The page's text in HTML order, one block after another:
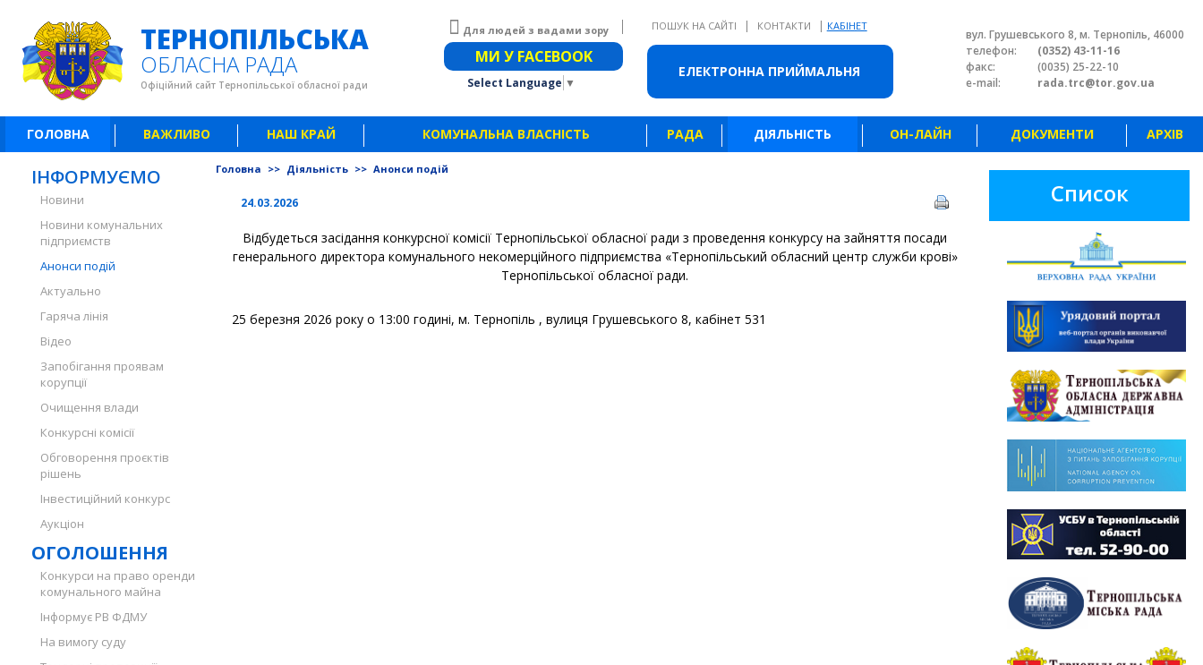
ЕЛЕКТРОННА ПРИЙМАЛЬНЯ
ТЕРНОПІЛЬСЬКА
ОБЛАСНА РАДА
Офіційний сайт Тернопільської обласної ради
Для людей з вадами зору Звичайна версія сайту
МИ У FACEBOOK
Select Language ▼
ПОШУК НА САЙТІ | КОНТАКТИ | КАБІНЕТ
вул. Грушевського 8, м. Тернопіль, 46000
телефон:
(0352) 43-11-16
факс:
(0035) 25-22-10
e-mail:
rada.trc@tor.gov.ua
ГОЛОВНА ВАЖЛИВО НАШ КРАЙ КОМУНАЛЬНА ВЛАСНІСТЬ РАДА ДІЯЛЬНІСТЬ ОН-ЛАЙН ДОКУМЕНТИ АРХІВ
ІНФОРМУЄМО
Новини
Новини комунальних
підприємств
Анонси подій
Актуально
Гаряча лінія
Відео
Запобігання проявам
корупції
Очищення влади
Конкурсні комісії
Обговорення проєктів
рішень
Інвестиційний конкурс
Аукціон
ОГОЛОШЕННЯ
Конкурси на право оренди
комунального майна
Інформує РВ ФДМУ
На вимогу суду
Головна >> Діяльність >> Анонси подій
24.03.2026
Відбудеться засідання конкурсної комісії Тернопільської обласної ради з проведення конкурсу на зайняття посади
генерального директора комунального некомерційного підприємства «Тернопільський обласний центр служби крові»
Тернопільської обласної ради.
25 березня 2026 року о 13:00 годині, м. Тернопіль , вулиця Грушевського 8, кабінет 531
Список